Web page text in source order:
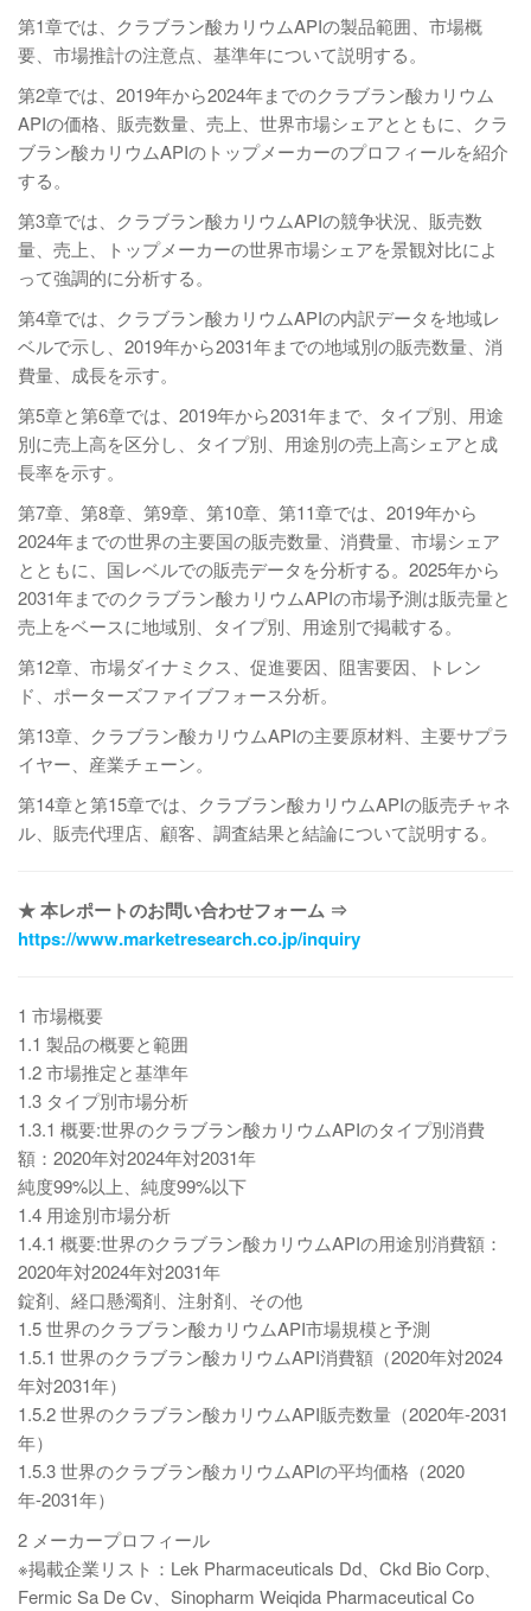
第1章では、クラブラン酸カリウムAPIの製品範囲、市場概
要、市場推計の注意点、基準年について説明する。
第2章では、2019年から2024年までのクラブラン酸カリウム
APIの価格、販売数量、売上、世界市場シェアとともに、クラ
ブラン酸カリウムAPIのトップメーカーのプロフィールを紹介
する。
第3章では、クラブラン酸カリウムAPIの競争状況、販売数
量、売上、トップメーカーの世界市場シェアを景観対比によ
って強調的に分析する。
第4章では、クラブラン酸カリウムAPIの内訳データを地域レ
ベルで示し、2019年から2031年までの地域別の販売数量、消
費量、成長を示す。
第5章と第6章では、2019年から2031年まで、タイプ別、用途
別に売上高を区分し、タイプ別、用途別の売上高シェアと成
長率を示す。
第7章、第8章、第9章、第10章、第11章では、2019年から
2024年までの世界の主要国の販売数量、消費量、市場シェア
とともに、国レベルでの販売データを分析する。2025年から
2031年までのクラブラン酸カリウムAPIの市場予測は販売量と
売上をベースに地域別、タイプ別、用途別で掲載する。
第12章、市場ダイナミクス、促進要因、阻害要因、トレン
ド、ポーターズファイブフォース分析。
第13章、クラブラン酸カリウムAPIの主要原材料、主要サプラ
イヤー、産業チェーン。
第14章と第15章では、クラブラン酸カリウムAPIの販売チャネ
ル、販売代理店、顧客、調査結果と結論について説明する。
★ 本レポートのお問い合わせフォーム ⇒
https://www.marketresearch.co.jp/inquiry
1 市場概要
1.1 製品の概要と範囲
1.2 市場推定と基準年
1.3 タイプ別市場分析
1.3.1 概要:世界のクラブラン酸カリウムAPIのタイプ別消費
額：2020年対2024年対2031年
純度99%以上、純度99%以下
1.4 用途別市場分析
1.4.1 概要:世界のクラブラン酸カリウムAPIの用途別消費額：
2020年対2024年対2031年
錠剤、経口懸濁剤、注射剤、その他
1.5 世界のクラブラン酸カリウムAPI市場規模と予測
1.5.1 世界のクラブラン酸カリウムAPI消費額（2020年対2024
年対2031年）
1.5.2 世界のクラブラン酸カリウムAPI販売数量（2020年-2031
年）
1.5.3 世界のクラブラン酸カリウムAPIの平均価格（2020
年-2031年）
2 メーカープロフィール
※掲載企業リスト：Lek Pharmaceuticals Dd、Ckd Bio Corp、
Fermic Sa De Cv、Sinopharm Weiqida Pharmaceutical Co